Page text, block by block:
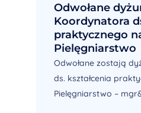
Odwołane
Koordynatora
praktycznego
Pielęgniarstwo
Odwołane zostają
ds. kształcenia
Pielęgniarstwo –